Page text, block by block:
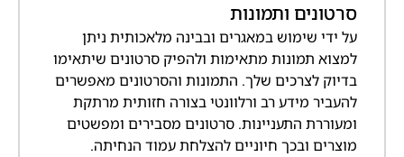
סרטונים ותמונות
על ידי שימוש במאגרים ובבינה מלאכותית ניתן
למצוא תמונות מתאימות ולהפיק סרטונים שיתאימו
בדיוק לצרכים שלך. התמונות והסרטונים מאפשרים
להעביר מידע רב ורלוונטי בצורה חזותית מרתקת
ומעוררת התעניינות. סרטונים מסבירים ומפשטים
מוצרים ובכך חיוניים להצלחת עמוד הנחיתה.